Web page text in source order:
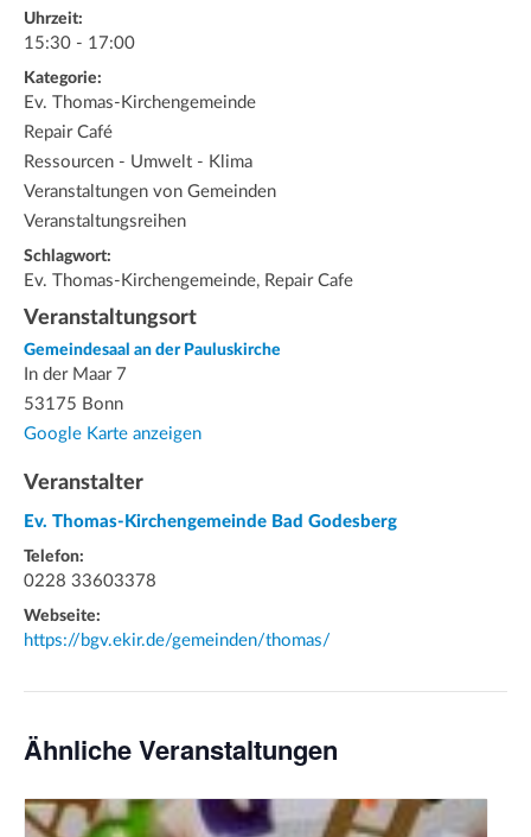
Uhrzeit:
15:30 - 17:00
Kategorie:
Ev. Thomas-Kirchengemeinde
Repair Café
Ressourcen - Umwelt - Klima
Veranstaltungen von Gemeinden
Veranstaltungsreihen
Schlagwort:
Ev. Thomas-Kirchengemeinde, Repair Cafe
Veranstaltungsort
Gemeindesaal an der Pauluskirche
In der Maar 7
53175 Bonn
Google Karte anzeigen
Veranstalter
Ev. Thomas-Kirchengemeinde Bad Godesberg
Telefon:
0228 33603378
Webseite:
https://bgv.ekir.de/gemeinden/thomas/
Ähnliche Veranstaltungen